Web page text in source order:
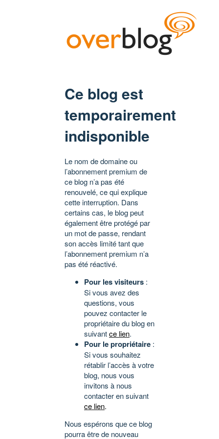
Ce blog est
temporairement
indisponible
Le nom de domaine ou
l’abonnement premium de
ce blog n’a pas été
renouvelé, ce qui explique
cette interruption. Dans
certains cas, le blog peut
également être protégé par
un mot de passe, rendant
son accès limité tant que
l’abonnement premium n’a
pas été réactivé.
Pour les visiteurs :
Si vous avez des
questions, vous
pouvez contacter le
propriétaire du blog en
suivantce lien.
Pour le propriétaire :
Si vous souhaitez
rétablir l’accès à votre
blog, nous vous
invitons à nous
contacter en suivant
ce lien.
Nous espérons que ce blog
pourra être de nouveau